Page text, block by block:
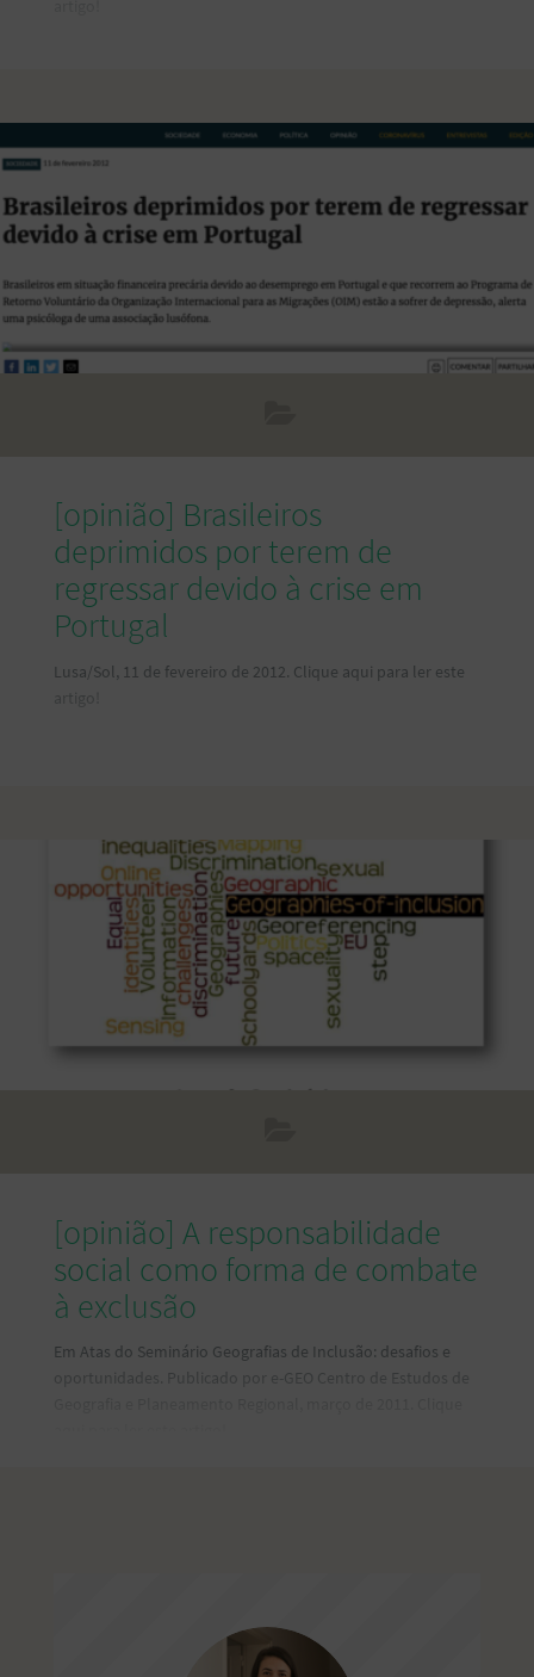
[opinião] Brasileiros
deprimidos por terem de
regressar devido à crise em
Portugal
Lusa/Sol, 11 de fevereiro de 2012. Clique aqui para ler este
artigo!
[opinião] A responsabilidade
social como forma de combate
à exclusão
Em Atas do Seminário Geografias de Inclusão: desafios e
oportunidades. Publicado por e-GEO Centro de Estudos de